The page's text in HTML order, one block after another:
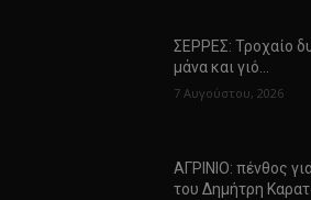
ΣΕΡΡΕΣ: Τροχαίο
μάνα και γιό…
7 Αυγούστου, 2026
ΑΓΡΙΝΙΟ: πένθος
του Δημήτρη